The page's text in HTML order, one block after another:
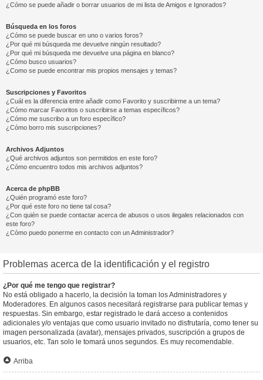
¿Cómo se puede añadir o borrar usuarios de mi lista de Amigos e Ignorados?
Búsqueda en los foros
¿Cómo se puede buscar en uno o varios foros?
¿Por qué mi búsqueda me devuelve ningún resultado?
¿Por qué mi búsqueda me devuelve una página en blanco?
¿Cómo busco usuarios?
¿Como se puede encontrar mis propios mensajes y temas?
Suscripciones y Favoritos
¿Cuál es la diferencia entre añadir como Favorito y suscribirme a un tema?
¿Cómo marcar Favoritos o suscribirse a temas específicos?
¿Cómo me suscribo a un foro específico?
¿Cómo borro mis suscripciones?
Archivos Adjuntos
¿Qué archivos adjuntos son permitidos en este foro?
¿Cómo encuentro todos mis archivos adjuntos?
Acerca de phpBB
¿Quién programó este foro?
¿Por qué este foro no tiene tal cosa?
¿Con quién se puede contactar acerca de abusos o usos ilegales relacionados con
este foro?
¿Cómo puedo ponerme en contacto con un Administrador?
Problemas acerca de la identificación y el registro
¿Por qué me tengo que registrar?
No está obligado a hacerlo, la decisión la toman los Administradores y
Moderadores. En algunos casos necesitará registrarse para publicar temas y
respuestas. Sin embargo, estar registrado le dará acceso a contenidos
adicionales y/o ventajas que como usuario invitado no disfrutaría, como tener su
imagen personalizada (avatar), mensajes privados, suscripción a grupos de
usuarios, etc. Tan solo le tomará unos segundos. Es muy recomendable.
Arriba